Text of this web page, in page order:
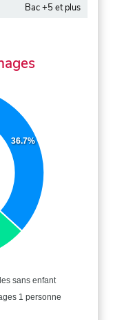
Bac +5 et plus
36.7%
sans enfant
1 personne